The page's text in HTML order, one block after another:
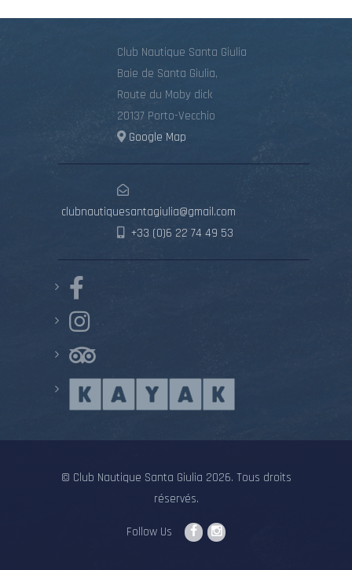
Club Nautique Santa Giulia
Baie de Santa Giulia,
Route du Moby dick
20137 Porto-Vecchio
Google Map
clubnautiquesantagiulia@gmail.com
+33 (0)6 22 74 49 53
© Club Nautique Santa Giulia 2026. Tous droits
réservés.
Follow Us